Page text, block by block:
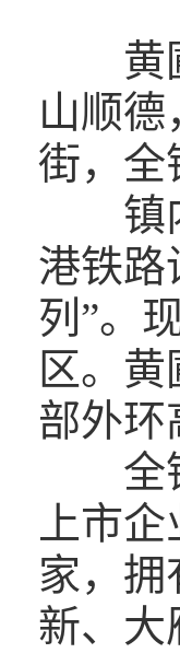
黄
山顺
街，全
镇
港铁路
列”。
区。
部外环
全
上市
家，拥
新、大